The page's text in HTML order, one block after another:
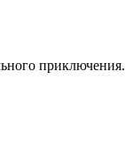
приключения.